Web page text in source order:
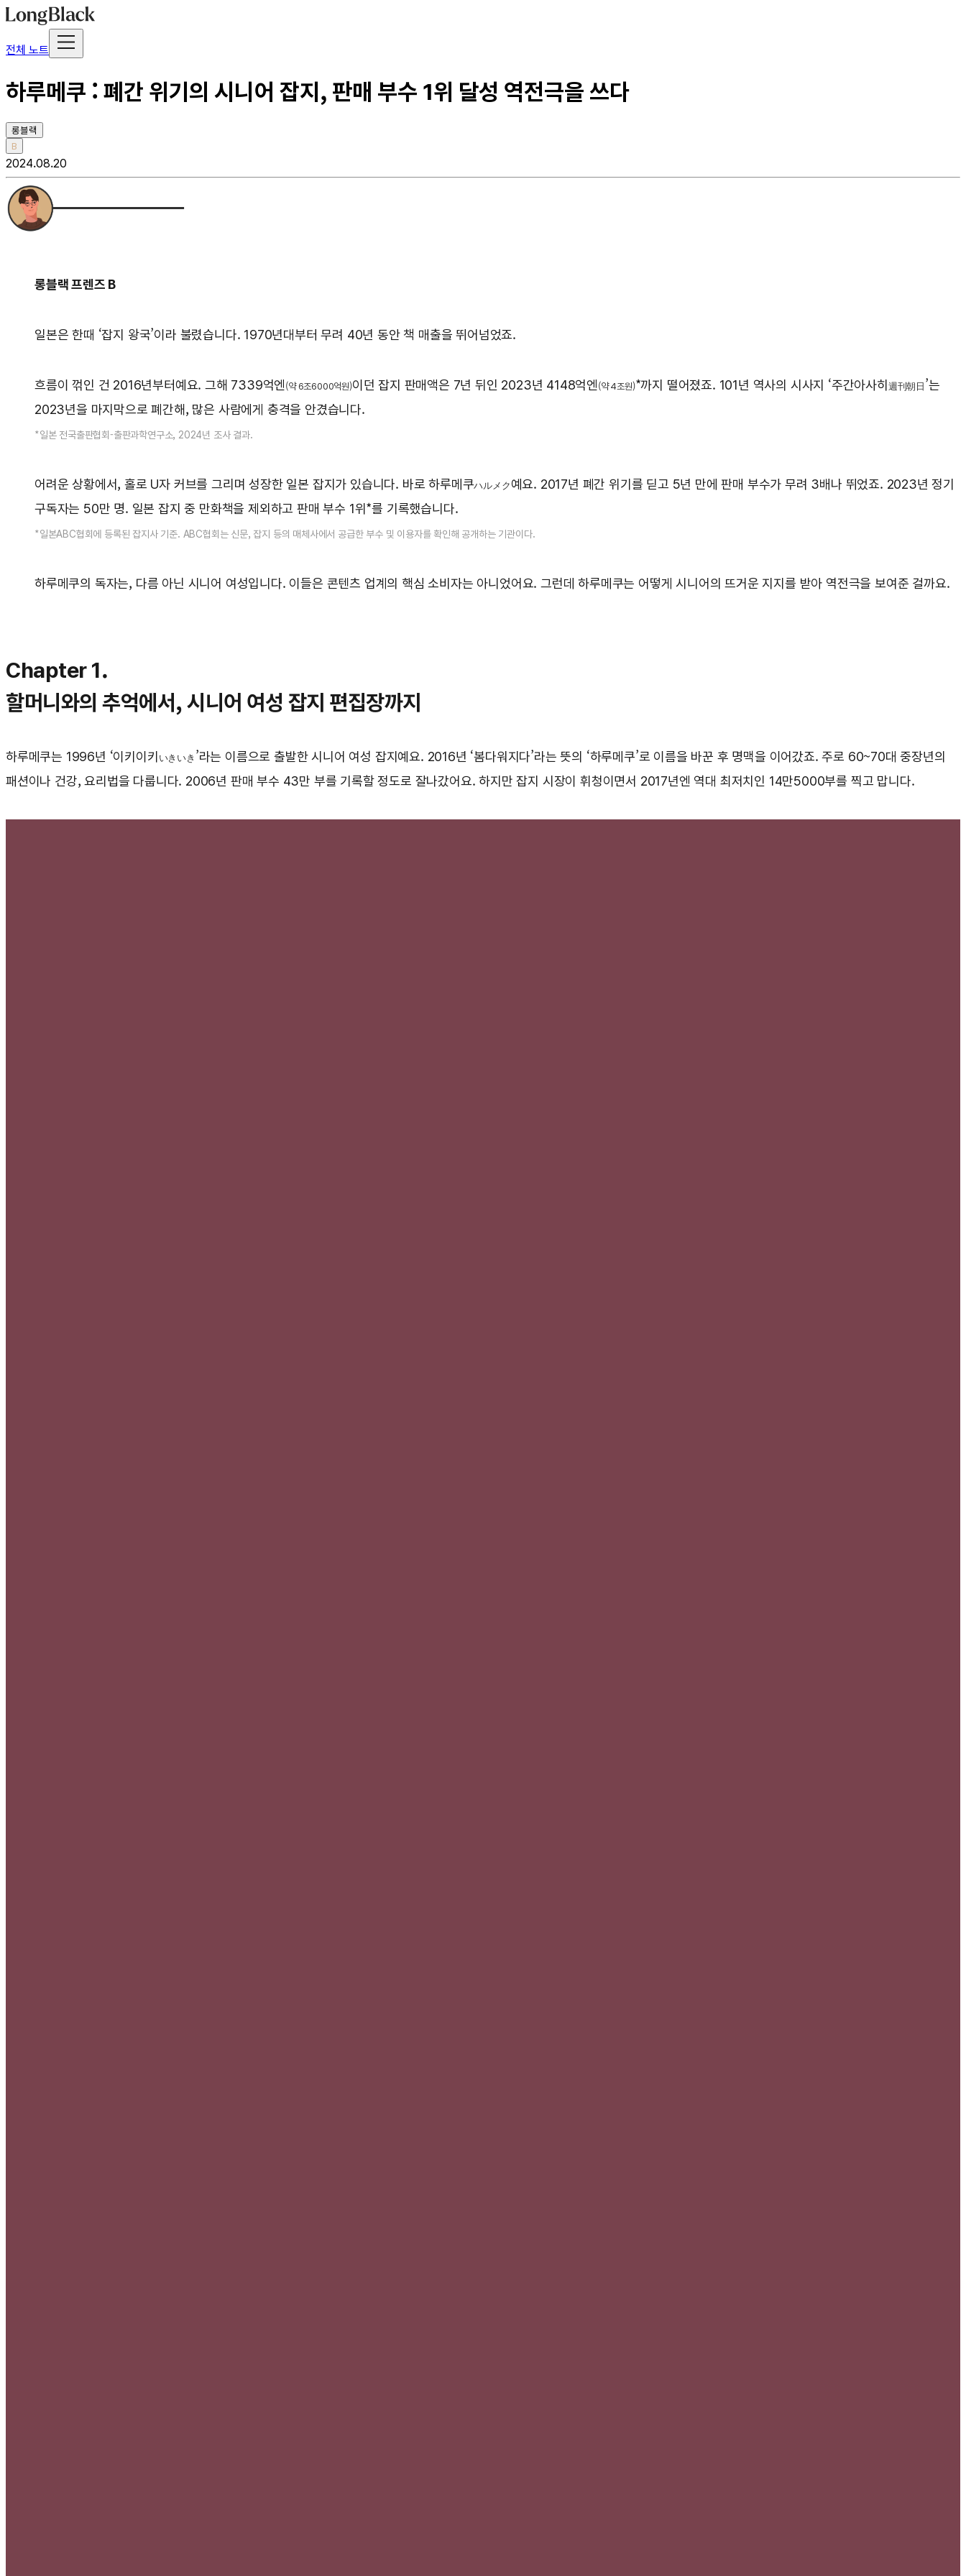
전체 노트
하루메쿠 : 폐간 위기의 시니어 잡지, 판매 부수 1위 달성 역전극을 쓰다
롱블랙
B
2024.08.20
롱블랙 프렌즈 B
일본은 한때 ‘잡지 왕국’이라 불렸습니다. 1970년대부터 무려 40년 동안 책 매출을 뛰어넘었죠.
흐름이 꺾인 건 2016년부터예요. 그해 7339억엔 (약 6조6000억원)이던 잡지 판매액은 7년 뒤인 2023년 4148억엔 (약 4조원)*까지 떨어졌죠. 101년 역사의 시사지 ‘주간아사히 週刊朝日 ’는
2023년을 마지막으로 폐간해, 많은 사람에게 충격을 안겼습니다.
*일본 전국출판협회-출판과학연구소, 2024년 조사 결과.
어려운 상황에서, 홀로 U자 커브를 그리며 성장한 일본 잡지가 있습니다. 바로 하루메쿠ハルメク 예요. 2017년 폐간 위기를 딛고 5년 만에 판매 부수가 무려 3배나 뛰었죠. 2023년 정기
구독자는 50만 명. 일본 잡지 중 만화책을 제외하고 판매 부수 1위*를 기록했습니다.
*일본ABC협회에 등록된 잡지사 기준. ABC협회는 신문, 잡지 등의 매체사에서 공급한 부수 및 이용자를 확인해 공개하는 기관이다.
하루메쿠의 독자는, 다름 아닌 시니어 여성입니다. 이들은 콘텐츠 업계의 핵심 소비자는 아니었어요. 그런데 하루메쿠는 어떻게 시니어의 뜨거운 지지를 받아 역전극을 보여준 걸까요.
Chapter 1.
할머니와의 추억에서, 시니어 여성 잡지 편집장까지
하루메쿠는 1996년 ‘이키이키 いきいき ’라는 이름으로 출발한 시니어 여성 잡지예요. 2016년 ‘봄다워지다’라는 뜻의 ‘하루메쿠’로 이름을 바꾼 후 명맥을 이어갔죠. 주로 60~70대 중장년의
패션이나 건강, 요리법을 다룹니다. 2006년 판매 부수 43만 부를 기록할 정도로 잘나갔어요. 하지만 잡지 시장이 휘청이면서 2017년엔 역대 최저치인 14만5000부를 찍고 맙니다.